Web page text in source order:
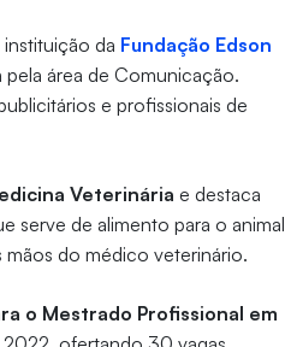
da Fundação Edson
área de Comunicação.
e profissionais de
Veterinária e destaca
serve de alimento para o animal
mãos do médico veterinário.
o Mestrado Profissional em